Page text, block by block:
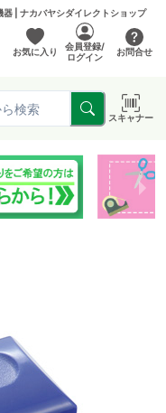
| ナカバヤシダイレクトショップ
お気に入り
会員登録/
ログイン
お問合せ
スキャナー